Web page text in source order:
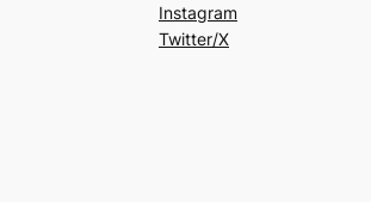
Instagram
Twitter/X